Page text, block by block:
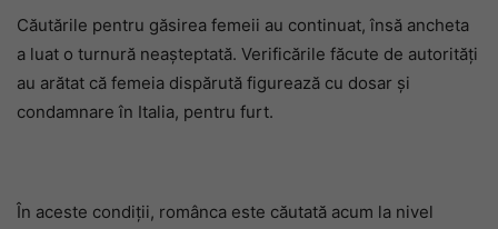
Căutările pentru găsirea femeii au continuat, însă ancheta
a luat o turnură neașteptată. Verificările făcute de autorități
au arătat că femeia dispărută figurează cu dosar și
condamnare în Italia, pentru furt.
În aceste condiții, românca este căutată acum la nivel